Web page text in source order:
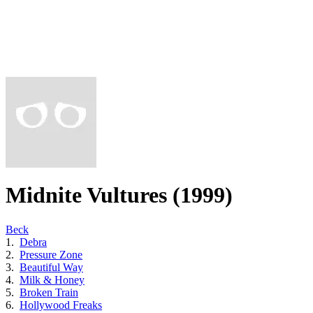
Midnite Vultures (1999)
Beck
1. Debra
2. Pressure Zone
3. Beautiful Way
4. Milk & Honey
5. Broken Train
6. Hollywood Freaks